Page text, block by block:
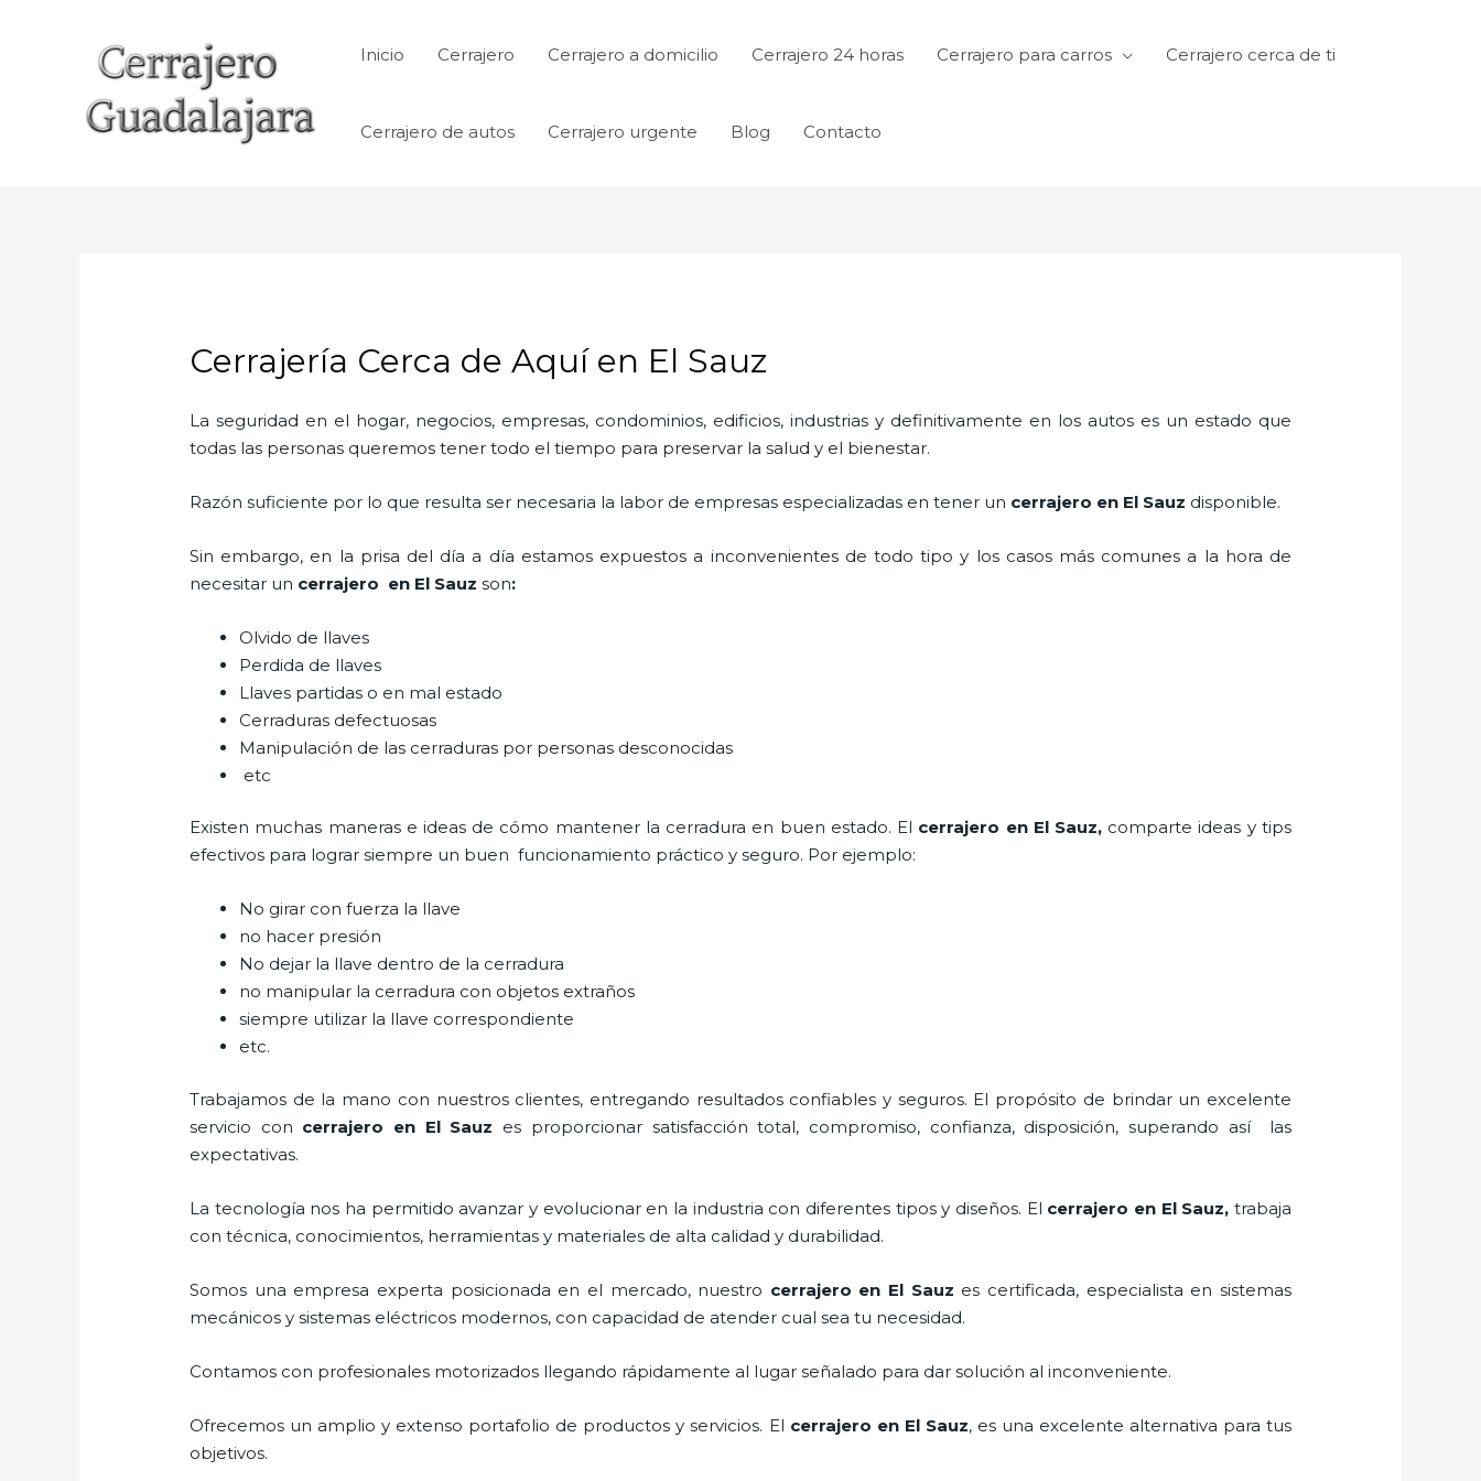
Inicio Cerrajero Cerrajero a domicilio Cerrajero 24 horas Cerrajero para carros Cerrajero cerca de ti
Cerrajero de autos Cerrajero urgente Blog Contacto
Cerrajería Cerca de Aquí en El Sauz
La seguridad en el hogar, negocios, empresas, condominios, edificios, industrias y definitivamente en los autos es un estado que
todas las personas queremos tener todo el tiempo para preservar la salud y el bienestar.
Razón suficiente por lo que resulta ser necesaria la labor de empresas especializadas en tener un cerrajero en El Sauz disponible.
Sin embargo, en la prisa del día a día estamos expuestos a inconvenientes de todo tipo y los casos más comunes a la hora de
necesitar un cerrajero en El Sauz son:
Olvido de llaves
Perdida de llaves
Llaves partidas o en mal estado
Cerraduras defectuosas
Manipulación de las cerraduras por personas desconocidas
etc
Existen muchas maneras e ideas de cómo mantener la cerradura en buen estado. El cerrajero en El Sauz, comparte ideas y tips
efectivos para lograr siempre un buen funcionamiento práctico y seguro. Por ejemplo:
No girar con fuerza la llave
no hacer presión
No dejar la llave dentro de la cerradura
no manipular la cerradura con objetos extraños
siempre utilizar la llave correspondiente
etc.
Trabajamos de la mano con nuestros clientes, entregando resultados confiables y seguros. El propósito de brindar un excelente
servicio con cerrajero en El Sauz es proporcionar satisfacción total, compromiso, confianza, disposición, superando así las
expectativas.
La tecnología nos ha permitido avanzar y evolucionar en la industria con diferentes tipos y diseños. El cerrajero en El Sauz, trabaja
con técnica, conocimientos, herramientas y materiales de alta calidad y durabilidad.
Somos una empresa experta posicionada en el mercado, nuestro cerrajero en El Sauz es certificada, especialista en sistemas
mecánicos y sistemas eléctricos modernos, con capacidad de atender cual sea tu necesidad.
Contamos con profesionales motorizados llegando rápidamente al lugar señalado para dar solución al inconveniente.
Ofrecemos un amplio y extenso portafolio de productos y servicios. El cerrajero en El Sauz, es una excelente alternativa para tus
objetivos.